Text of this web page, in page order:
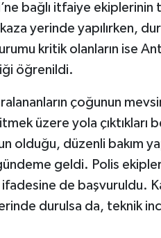
bağlı itfaiye ekiplerinin
yerinde yapılırken,
kritik olanların ise
öğrenildi.
çoğunun
üzere yola çıktıkları
olduğu, düzenli bakım
geldi. Polis
de başvuruldu.
durulsa da, teknik